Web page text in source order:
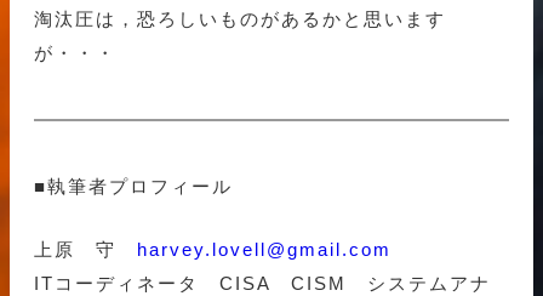
淘汰圧は，恐ろしいものがあるかと思います
が・・・
■執筆者プロフィール
上原 守 harvey.lovell@gmail.com
ITコーディネータ CISA CISM システムアナ